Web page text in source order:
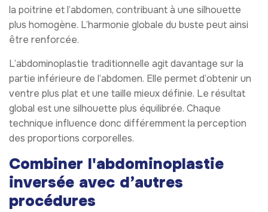
la poitrine et l’abdomen, contribuant à une silhouette
plus homogène. L’harmonie globale du buste peut ainsi
être renforcée.
L’abdominoplastie traditionnelle agit davantage sur la
partie inférieure de l’abdomen. Elle permet d’obtenir un
ventre plus plat et une taille mieux définie. Le résultat
global est une silhouette plus équilibrée. Chaque
technique influence donc différemment la perception
des proportions corporelles.
Combiner l'abdominoplastie
inversée avec d’autres
procédures